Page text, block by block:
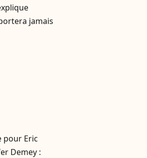
jamais
pour Eric
Demey :